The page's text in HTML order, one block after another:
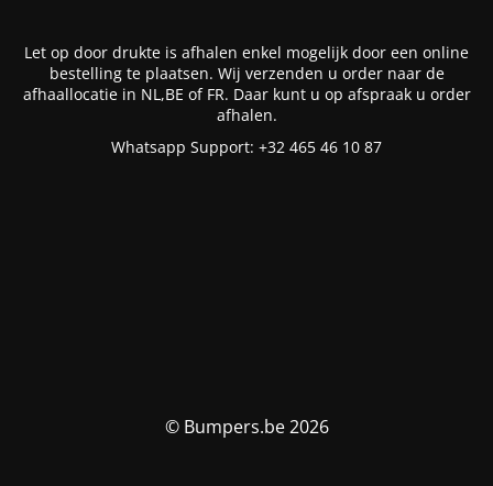
Let op door drukte is afhalen enkel mogelijk door een online
bestelling te plaatsen. Wij verzenden u order naar de
afhaallocatie in NL,BE of FR. Daar kunt u op afspraak u order
afhalen.
Whatsapp Support: +32 465 46 10 87
© Bumpers.be 2026